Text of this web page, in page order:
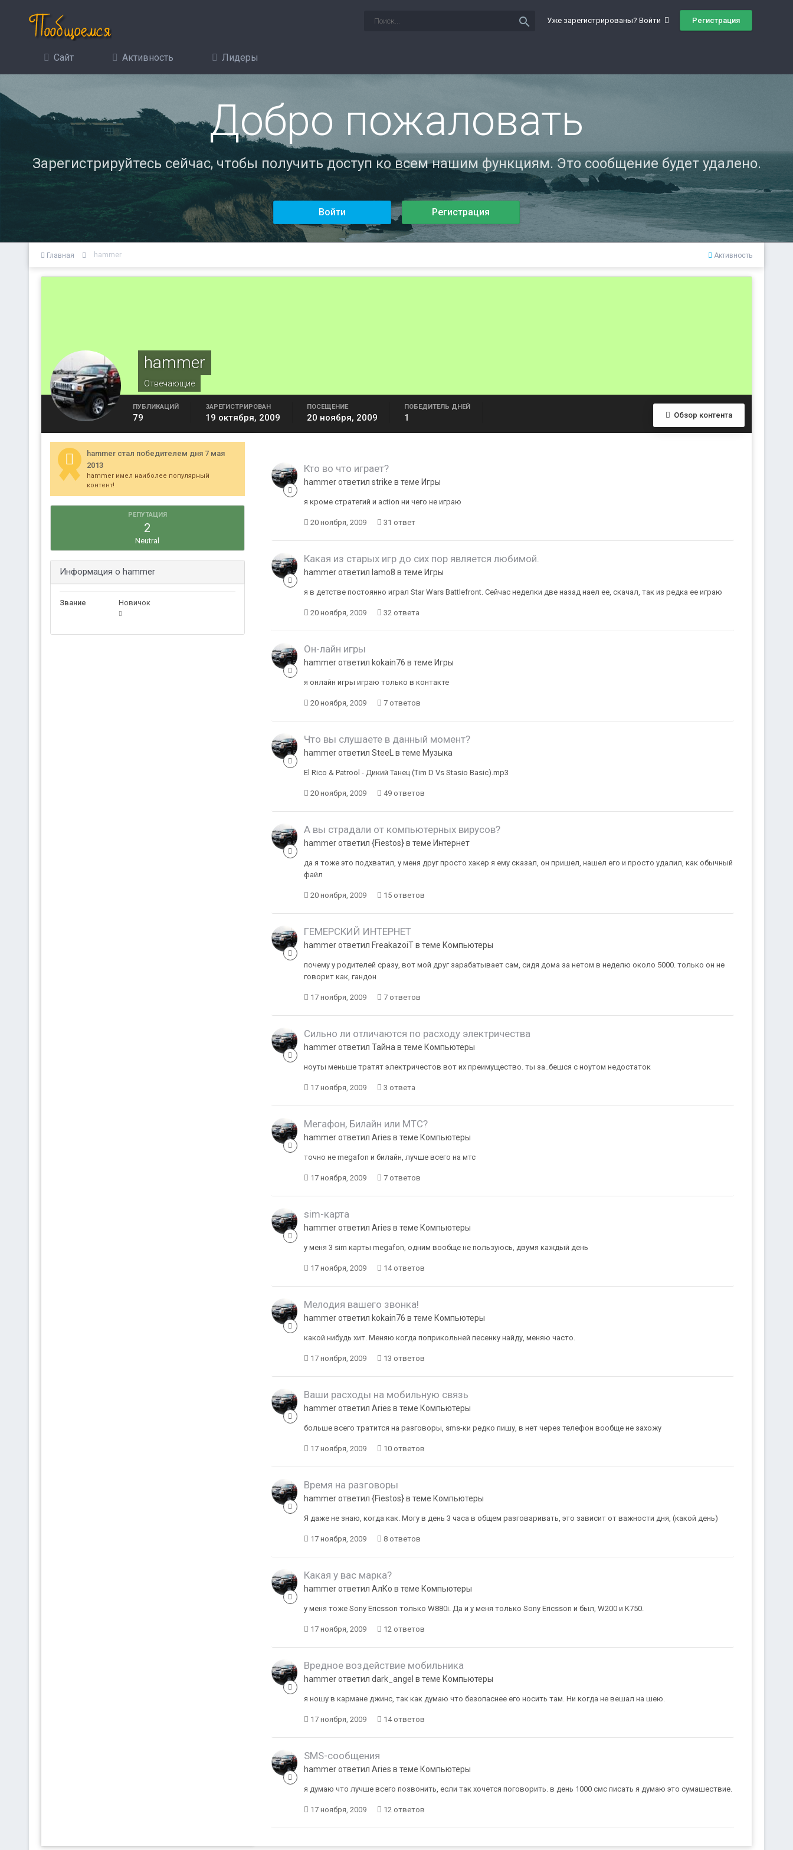
Уже зарегистрированы? Войти Регистрация
search
Сайт Активность Лидеры
Добро пожаловать
Зарегистрируйтесь сейчас, чтобы получить доступ ко всем нашим функциям. Это сообщение будет удалено.
Войти Регистрация
Активность
Главная hammer
hammer
Отвечающие
Обзор контента
ПУБЛИКАЦИЙ
79
ЗАРЕГИСТРИРОВАН
19 октября, 2009
ПОСЕЩЕНИЕ
20 ноября, 2009
ПОБЕДИТЕЛЬ ДНЕЙ
1
hammer стал победителем дня 7 мая
2013
hammer имел наиболее популярный
контент!
РЕПУТАЦИЯ
2
Neutral
Информация о hammer
Звание Новичок
Кто во что играет?
hammer ответил strike в теме Игры
я кроме стратегий и action ни чего не играю
20 ноября, 2009 31 ответ
Какая из старых игр до сих пор является любимой.
hammer ответил lamo8 в теме Игры
я в детстве постоянно играл Star Wars Battlefront. Сейчас неделки две назад наел ее, скачал, так из редка ее играю
20 ноября, 2009 32 ответа
Oн-лайн игры
hammer ответил kokain76 в теме Игры
я онлайн игры играю только в контакте
20 ноября, 2009 7 ответов
Что вы слушаете в данный момент?
hammer ответил SteeL в теме Музыка
El Rico & Patrool - Дикий Танец (Tim D Vs Stasio Basic).mp3
20 ноября, 2009 49 ответов
А вы страдали от компьютерных вирусов?
hammer ответил {Fiestos} в теме Интернет
да я тоже это подхватил, у меня друг просто хакер я ему сказал, он пришел, нашел его и просто удалил, как обычный
файл
20 ноября, 2009 15 ответов
ГЕМЕРСКИЙ ИНТЕРНЕТ
hammer ответил FreakazoiT в теме Компьютеры
почему у родителей сразу, вот мой друг зарабатывает сам, сидя дома за нетом в неделю около 5000. только он не
говорит как, гандон
17 ноября, 2009 7 ответов
Сильно ли отличаются по расходу электричества
hammer ответил Тайна в теме Компьютеры
ноуты меньше тратят электричестов вот их преимущество. ты за..бешся с ноутом недостаток
17 ноября, 2009 3 ответа
Мегафон, Билайн или МТС?
hammer ответил Aries в теме Компьютеры
точно не megafon и билайн, лучше всего на мтс
17 ноября, 2009 7 ответов
sim-карта
hammer ответил Aries в теме Компьютеры
у меня 3 sim карты megafon, одним вообще не пользуюсь, двумя каждый день
17 ноября, 2009 14 ответов
Мелодия вашего звонка!
hammer ответил kokain76 в теме Компьютеры
какой нибудь хит. Меняю когда поприкольней песенку найду, меняю часто.
17 ноября, 2009 13 ответов
Ваши расходы на мобильную связь
hammer ответил Aries в теме Компьютеры
больше всего тратится на разговоры, sms-ки редко пишу, в нет через телефон вообще не захожу
17 ноября, 2009 10 ответов
Время на разговоры
hammer ответил {Fiestos} в теме Компьютеры
Я даже не знаю, когда как. Могу в день 3 часа в общем разговаривать, это зависит от важности дня, (какой день)
17 ноября, 2009 8 ответов
Какая у вас марка?
hammer ответил АлКо в теме Компьютеры
у меня тоже Sony Ericsson только W880i. Да и у меня только Sony Ericsson и был, W200 и K750.
17 ноября, 2009 12 ответов
Вредное воздействие мобильника
hammer ответил dark_angel в теме Компьютеры
я ношу в кармане джинс, так как думаю что безопаснее его носить там. Ни когда не вешал на шею.
17 ноября, 2009 14 ответов
SMS-сообщения
hammer ответил Aries в теме Компьютеры
я думаю что лучше всего позвонить, если так хочется поговорить. в день 1000 смс писать я думаю это сумашествие.
17 ноября, 2009 12 ответов